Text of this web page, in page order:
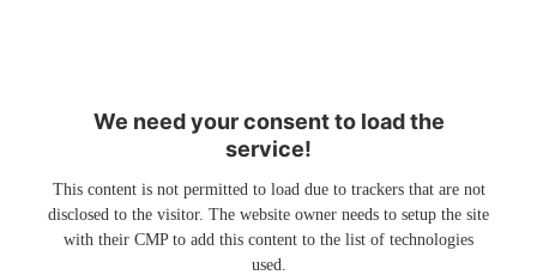
We need your consent to load the
service!
This content is not permitted to load due to trackers that are not
disclosed to the visitor. The website owner needs to setup the site
with their CMP to add this content to the list of technologies
used.